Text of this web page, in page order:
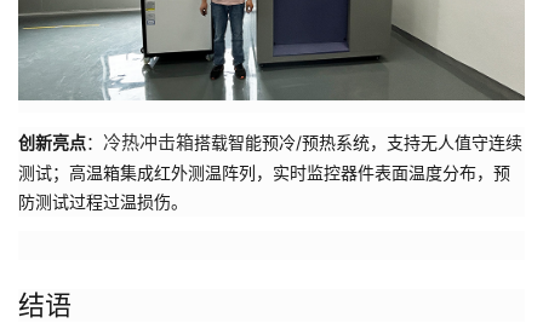
创新亮点： 冷热冲击箱搭载智能预冷/预热系统，支持无人值守连续
测试；高温箱集成红外测温阵列，实时监控器件表面温度分布，预
防测试过程过温损伤。
结语